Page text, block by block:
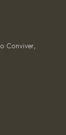
Conviver,